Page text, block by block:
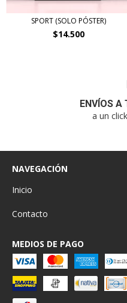
SPORT (SOLO PÓSTER)
$14.500
ENVÍOS A
a un
NAVEGACIÓN
Inicio
Contacto
MEDIOS DE PAGO